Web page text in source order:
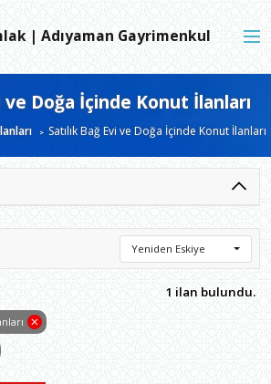
| Adıyaman Gayrimenkul
ve Doğa İçinde Konut İlanları
Satılık Bağ Evi ve Doğa İçinde Konut İlanları
Yeniden Eskiye
1 ilan bulundu.